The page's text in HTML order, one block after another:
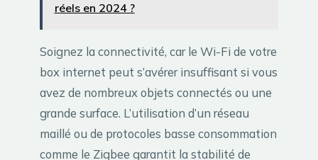
réels en 2024 ?
Soignez la connectivité, car le Wi-Fi de votre
box internet peut s’avérer insuffisant si vous
avez de nombreux objets connectés ou une
grande surface. L’utilisation d’un réseau
maillé ou de protocoles basse consommation
comme le Zigbee garantit la stabilité de